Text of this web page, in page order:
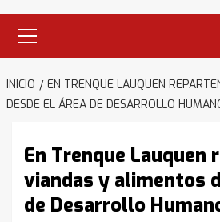
primario
INICIO
EN TRENQUE LAUQUEN
DESDE EL ÁREA DE DESARROLLO
En Trenque Lauquen
viandas y alimentos
de Desarrollo